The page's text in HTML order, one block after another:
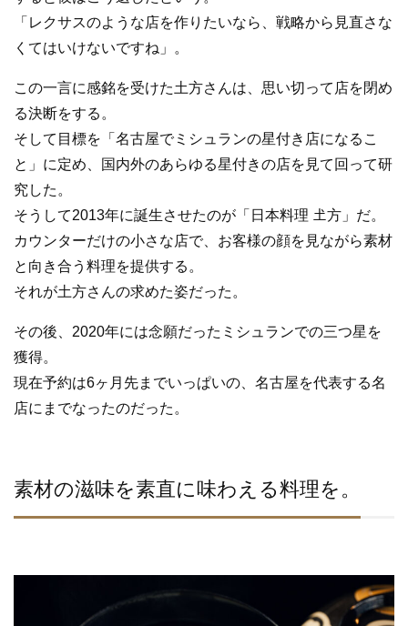
「レクサスのような店を作りたいなら、戦略から見直さな
くてはいけないですね」。
この一言に感銘を受けた土方さんは、思い切って店を閉め
る決断をする。
そして目標を「名古屋でミシュランの星付き店になるこ
と」に定め、国内外のあらゆる星付きの店を見て回って研
究した。
そうして2013年に誕生させたのが「日本料理 𡈽方」だ。
カウンターだけの小さな店で、お客様の顔を見ながら素材
と向き合う料理を提供する。
それが土方さんの求めた姿だった。
その後、2020年には念願だったミシュランでの三つ星を
獲得。
現在予約は6ヶ月先までいっぱいの、名古屋を代表する名
店にまでなったのだった。
素材の滋味を素直に味わえる料理を。